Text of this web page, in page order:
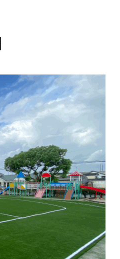
【2024年最新】人工芝が大きく
変わる！ EU規制から考える環境
配慮型人工芝の選び方